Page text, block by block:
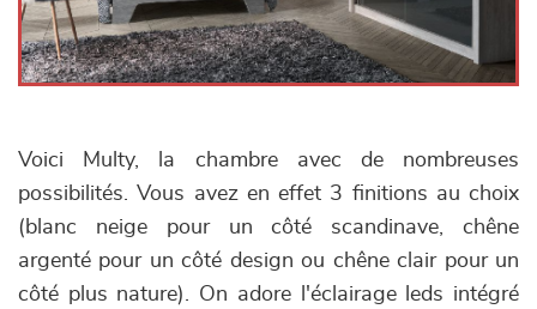
Voici Multy, la chambre avec de nombreuses
possibilités. Vous avez en effet 3 finitions au choix
(blanc neige pour un côté scandinave, chêne
argenté pour un côté design ou chêne clair pour un
côté plus nature). On adore l'éclairage leds intégré